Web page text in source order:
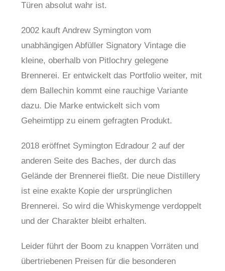
Türen absolut wahr ist.
2002 kauft Andrew Symington vom
unabhängigen Abfüller Signatory Vintage die
kleine, oberhalb von Pitlochry gelegene
Brennerei. Er entwickelt das Portfolio weiter, mit
dem Ballechin kommt eine rauchige Variante
dazu. Die Marke entwickelt sich vom
Geheimtipp zu einem gefragten Produkt.
2018 eröffnet Symington Edradour 2 auf der
anderen Seite des Baches, der durch das
Gelände der Brennerei fließt. Die neue Distillery
ist eine exakte Kopie der ursprünglichen
Brennerei. So wird die Whiskymenge verdoppelt
und der Charakter bleibt erhalten.
Leider führt der Boom zu knappen Vorräten und
übertriebenen Preisen für die besonderen